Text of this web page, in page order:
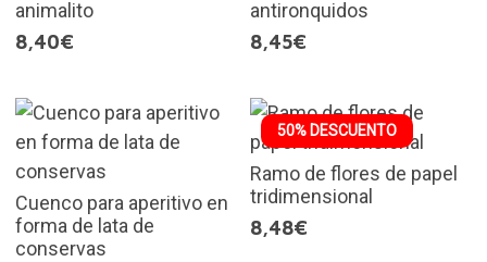
animalito
8,40€
antironquidos
8,45€
Cuenco para aperitivo en
forma de lata de
conservas
50% DESCUENTO
Ramo de flores de papel
tridimensional
8,48€